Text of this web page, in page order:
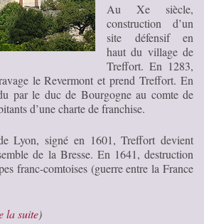
Au Xe siècle,
construction d’un
site défensif en
haut du village de
Treffort. En 1283,
le Revermont et prend Treffort. En
par le duc de Bourgogne au comte de
d’une charte de franchise.
Lyon, signé en 1601, Treffort devient
de la Bresse. En 1641, destruction
franc-comtoises (guerre entre la France
la suite)